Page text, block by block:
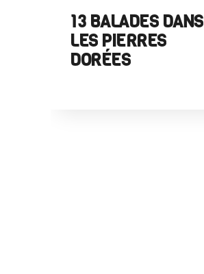
13 BALADES DANS
LES PIERRES
DORÉES